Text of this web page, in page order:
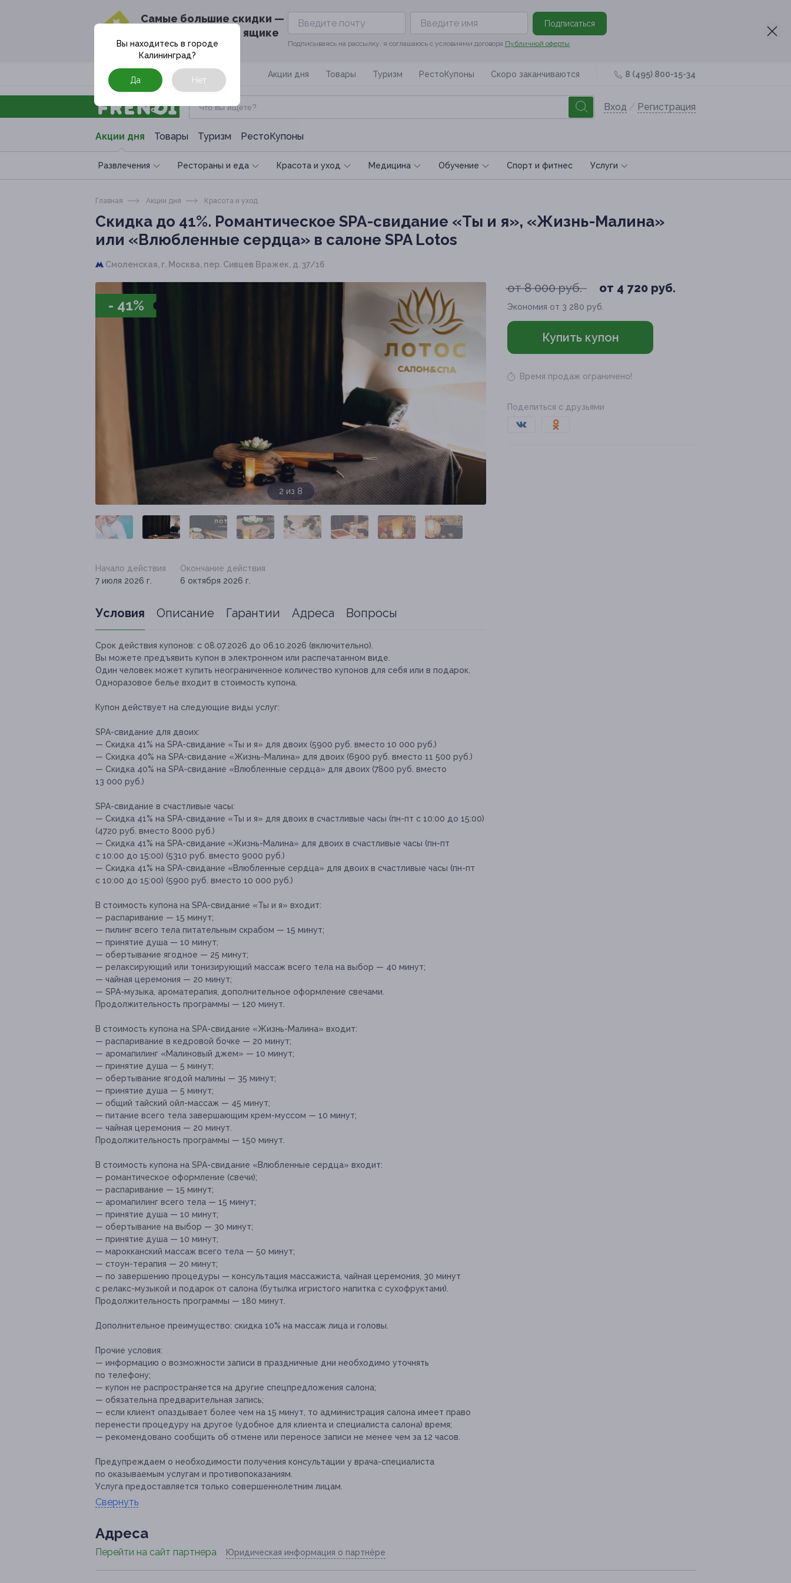
Cамые большие скидки —
в твоём почтовом ящике
Подписаться
Подписываясь на рассылку, я соглашаюсь с условиями договора Публичной оферты
Москва Акции дня Товары Туризм РестоКупоны Скоро заканчиваются 8 (495) 800-15-34
Вход / Регистрация
Акции дня Товары Туризм РестоКупоны
Развлечения Рестораны и еда Красота и уход Медицина Обучение Спoрт и фитнес Услуги
Вы находитесь в городе
Калининград?
Да Нет
Главная Акции дня Красота и уход
Скидка до 41%. Романтическое SPA-свидание «Ты и я», «Жизнь-Малина»
или «Влюбленные сердца» в салоне SPA Lotos
Смоленская, г. Москва, пер. Сивцев Вражек, д. 37/16
- 41%
3 из 8
от 8 000 руб. от 4 720 руб.
Экономия от 3 280 руб.
Купить купон
Время продаж ограничено!
Поделиться с друзьями
Начало действия
7 июля 2026 г.
Окончание действия
6 октября 2026 г.
Условия Описание Гарантии Адреса Вопросы
Срок действия купонов: с 08.07.2026 до 06.10.2026 (включительно).
Вы можете предъявить купон в электронном или распечатанном виде.
Один человек может купить неограниченное количество купонов для себя или в подарок.
Одноразовое белье входит в стоимость купона.
Купон действует на следующие виды услуг:
SPA-свидание для двоих:
— Скидка 41% на SPA-свидание «Ты и я» для двоих (5900 руб. вместо 10 000 руб.)
— Скидка 40% на SPA-свидание «Жизнь-Малина» для двоих (6900 руб. вместо 11 500 руб.)
— Скидка 40% на SPA-свидание «Влюбленные сердца» для двоих (7800 руб. вместо
13 000 руб.)
SPA-свидание в счастливые часы:
— Скидка 41% на SPA-свидание «Ты и я» для двоих в счастливые часы (пн-пт с 10:00 до 15:00)
(4720 руб. вместо 8000 руб.)
— Скидка 41% на SPA-свидание «Жизнь-Малина» для двоих в счастливые часы (пн-пт
с 10:00 до 15:00) (5310 руб. вместо 9000 руб.)
— Скидка 41% на SPA-свидание «Влюбленные сердца» для двоих в счастливые часы (пн-пт
с 10:00 до 15:00) (5900 руб. вместо 10 000 руб.)
В стоимость купона на SPA-свидание «Ты и я» входит:
— распаривание — 15 минут;
— пилинг всего тела питательным скрабом — 15 минут;
— принятие душа — 10 минут;
— обертывание ягодное — 25 минут;
— релаксирующий или тонизирующий массаж всего тела на выбор — 40 минут;
— чайная церемония — 20 минут;
— SPA-музыка, ароматерапия, дополнительное оформление свечами.
Продолжительность программы — 120 минут.
В стоимость купона на SPA-свидание «Жизнь-Малина» входит:
— распаривание в кедровой бочке — 20 минут;
— аромапилинг «Малиновый джем» — 10 минут;
— принятие душа — 5 минут;
— обертывание ягодой малины — 35 минут;
— принятие душа — 5 минут;
— общий тайский ойл-массаж — 45 минут;
— питание всего тела завершающим крем-муссом — 10 минут;
— чайная церемония — 20 минут.
Продолжительность программы — 150 минут.
В стоимость купона на SPA-свидание «Влюбленные сердца» входит:
— романтическое оформление (свечи);
— распаривание — 15 минут;
— аромапилинг всего тела — 15 минут;
— принятие душа — 10 минут;
— обертывание на выбор — 30 минут;
— принятие душа — 10 минут;
— марокканский массаж всего тела — 50 минут;
— стоун-терапия — 20 минут;
— по завершению процедуры — консультация массажиста, чайная церемония, 30 минут
с релакс-музыкой и подарок от салона (бутылка игристого напитка с сухофруктами).
Продолжительность программы — 180 минут.
Дополнительное преимущество: скидка 10% на массаж лица и головы.
Прочие условия:
— информацию о возможности записи в праздничные дни необходимо уточнять
по телефону;
— купон не распространяется на другие спецпредложения салона;
— обязательна предварительная запись;
— если клиент опаздывает более чем на 15 минут, то администрация салона имеет право
перенести процедуру на другое (удобное для клиента и специалиста салона) время;
— рекомендовано сообщить об отмене или переносе записи не менее чем за 12 часов.
Предупреждаем о необходимости получения консультации у врача-специалиста
по оказываемым услугам и противопоказаниям.
Услуга предоставляется только совершеннолетним лицам.
Свернуть
Адресa
Перейти на сайт партнера Юридическая информация о партнёре